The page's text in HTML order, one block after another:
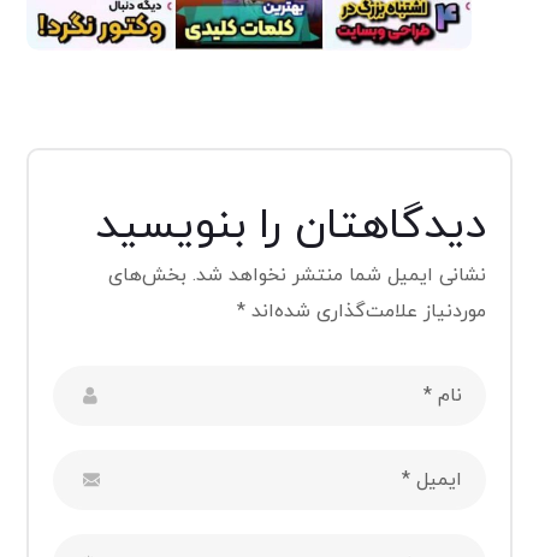
دیدگاهتان را بنویسید
نشانی ایمیل شما منتشر نخواهد شد. بخش‌های
موردنیاز علامت‌گذاری شده‌اند*